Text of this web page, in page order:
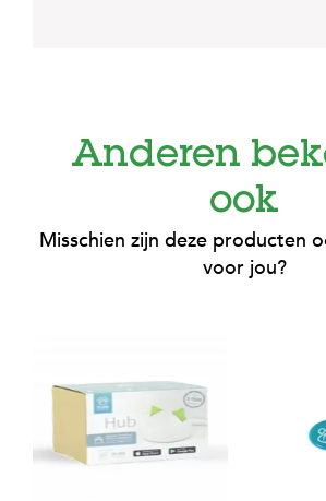
Anderen
ook
Misschien zijn deze producten
voor jou?